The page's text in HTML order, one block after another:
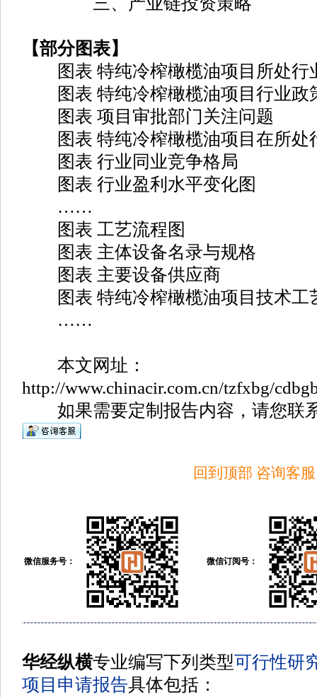
【部分图表】
图表 特纯冷榨橄榄油项目所处行
图表 特纯冷榨橄榄油项目行业政
图表 项目审批部门关注问题
图表 特纯冷榨橄榄油项目在所处
图表 行业同业竞争格局
图表 行业盈利水平变化图
……
图表 工艺流程图
图表 主体设备名录与规格
图表 主要设备供应商
图表 特纯冷榨橄榄油项目技术工
……
本文网址：
http://www.chinacir.com.cn/tzfxbg/
如果需要定制报告内容，请您联
回到顶部 咨询客服
微信服务号： 微信订阅号：
华经纵横专业编写下列类型可行性研
项目申请报告具体包括 ：